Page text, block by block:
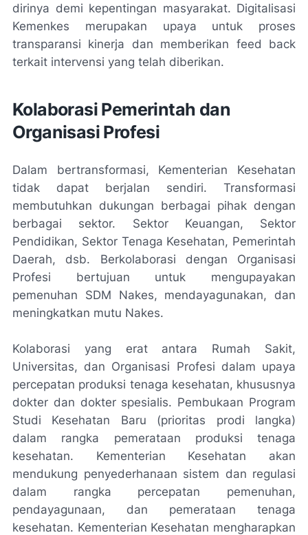
dirinya demi kepentingan masyarakat. Digitalisasi
Kemenkes merupakan upaya untuk proses
transparansi kinerja dan memberikan feed back
terkait intervensi yang telah diberikan.
Kolaborasi Pemerintah dan
Organisasi Profesi
Dalam bertransformasi, Kementerian Kesehatan
tidak dapat berjalan sendiri. Transformasi
membutuhkan dukungan berbagai pihak dengan
berbagai sektor. Sektor Keuangan, Sektor
Pendidikan, Sektor Tenaga Kesehatan, Pemerintah
Daerah, dsb. Berkolaborasi dengan Organisasi
Profesi bertujuan untuk mengupayakan
pemenuhan SDM Nakes, mendayagunakan, dan
meningkatkan mutu Nakes.
Kolaborasi yang erat antara Rumah Sakit,
Universitas, dan Organisasi Profesi dalam upaya
percepatan produksi tenaga kesehatan, khususnya
dokter dan dokter spesialis. Pembukaan Program
Studi Kesehatan Baru (prioritas prodi langka)
dalam rangka pemerataan produksi tenaga
kesehatan. Kementerian Kesehatan akan
mendukung penyederhanaan sistem dan regulasi
dalam rangka percepatan pemenuhan,
pendayagunaan, dan pemerataan tenaga
kesehatan. Kementerian Kesehatan mengharapkan